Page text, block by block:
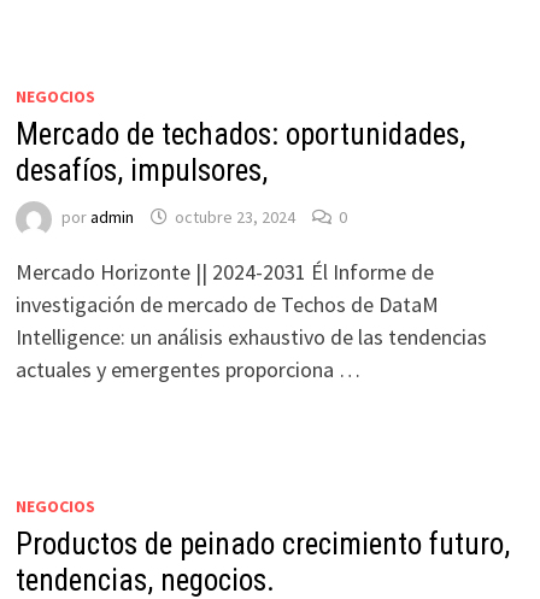
NEGOCIOS
Mercado de techados: oportunidades,
desafíos, impulsores,
poradmin octubre 23, 2024 0
Mercado Horizonte || 2024-2031 Él Informe de
investigación de mercado de Techos de DataM
Intelligence: un análisis exhaustivo de las tendencias
actuales y emergentes proporciona …
NEGOCIOS
Productos de peinado crecimiento futuro,
tendencias, negocios.